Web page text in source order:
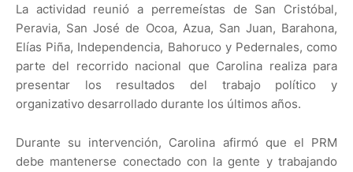
La actividad reunió a perremeístas de San Cristóbal,
Peravia, San José de Ocoa, Azua, San Juan, Barahona,
Elías Piña, Independencia, Bahoruco y Pedernales, como
parte del recorrido nacional que Carolina realiza para
presentar los resultados del trabajo político y
organizativo desarrollado durante los últimos años.
Durante su intervención, Carolina afirmó que el PRM
debe mantenerse conectado con la gente y trabajando